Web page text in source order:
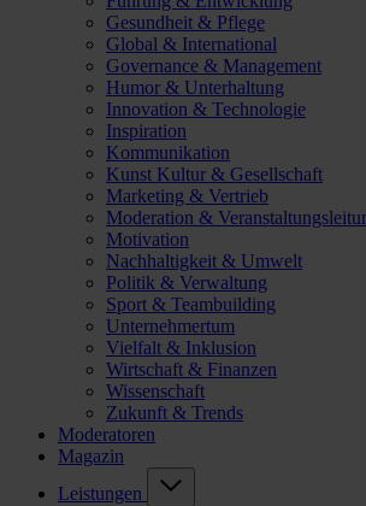
Gesundheit & Pflege
Global & International
Governance & Management
Humor & Unterhaltung
Innovation & Technologie
Inspiration
Kommunikation
Kunst Kultur & Gesellschaft
Marketing & Vertrieb
Moderation &
Motivation
Nachhaltigkeit & Umwelt
Politik & Verwaltung
Sport & Teambuilding
Unternehmertum
Vielfalt & Inklusion
Wirtschaft & Finanzen
Wissenschaft
Zukunft & Trends
Moderatoren
Magazin
Leistungen